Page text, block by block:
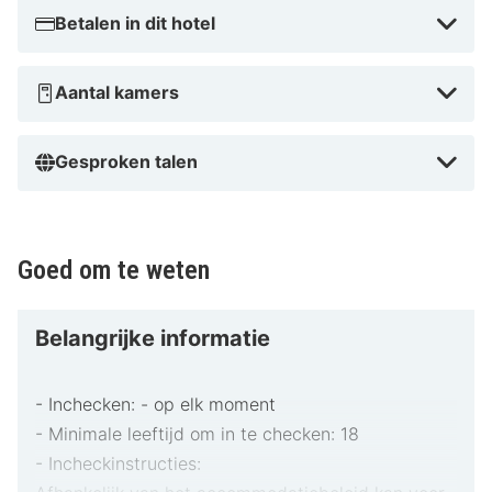
schilderachtige omgeving, perfect voor koppels. Voor
topattracties van Nîmes. Waarom wachten? Boek je
Nîmes Centre te bieden heeft!
Betalen in dit hotel
Aantal kamers
Gesproken talen
Goed om te weten
Belangrijke informatie
- Inchecken: - op elk moment
- Minimale leeftijd om in te checken: 18
- Incheckinstructies: